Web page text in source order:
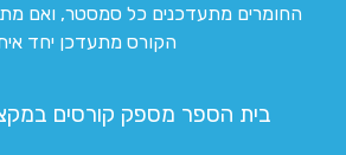
החומרים מתעדכנים כל סמסטר, ואם
הקורס מתעדכן יחד
בית הספר מספק קורסים